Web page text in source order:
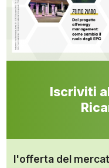
Iscriviti
l'offerta del